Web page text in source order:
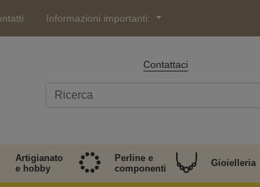
Informazioni importanti:
Contattaci
Artigianato
e hobby
Perline e
componenti
Gioielleria